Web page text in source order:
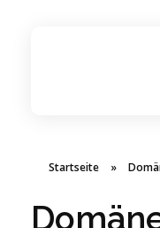
Startseite »